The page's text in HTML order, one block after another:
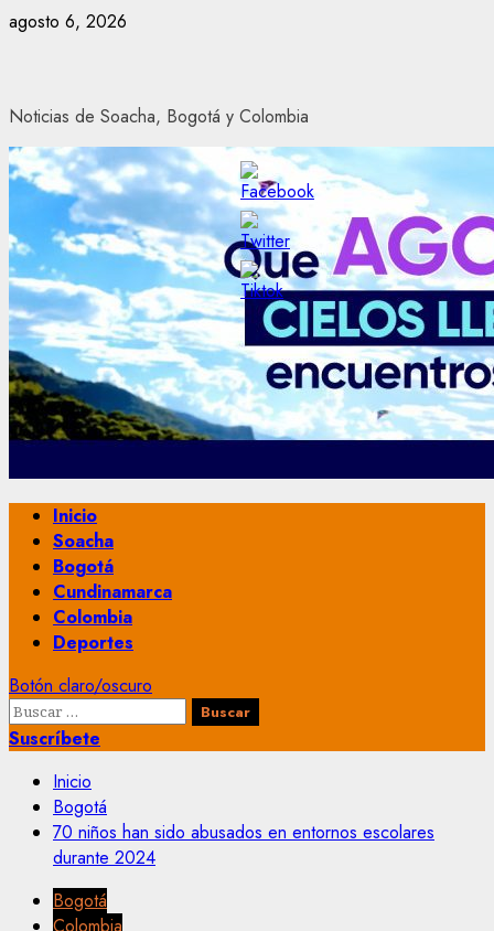
Saltar
agosto 6, 2026
Noticias de Soacha, Bogotá y Colombia
Menú
principal
Inicio
Soacha
Bogotá
Cundinamarca
Colombia
Deportes
Botón claro/oscuro
Buscar:
Suscríbete
Inicio
Bogotá
70 niños han sido abusados en entornos escolares
durante 2024
Bogotá